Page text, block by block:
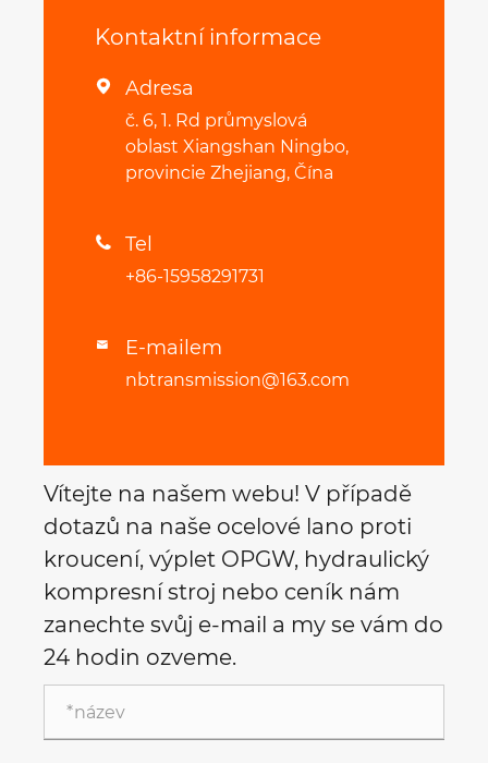
Kontaktní informace
 Adresa
č. 6, 1. Rd průmyslová
oblast Xiangshan Ningbo,
provincie Zhejiang, Čína
 Tel
+86-15958291731
 E-mailem
nbtransmission@163.com
Vítejte na našem webu! V případě
dotazů na naše ocelové lano proti
kroucení, výplet OPGW, hydraulický
kompresní stroj nebo ceník nám
zanechte svůj e-mail a my se vám do
24 hodin ozveme.